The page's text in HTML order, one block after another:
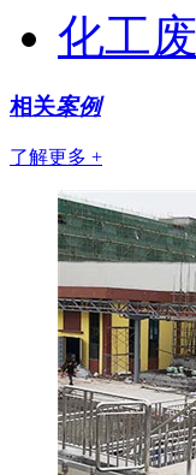
化工
相关案例
了解更多 +